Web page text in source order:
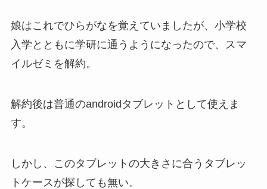
娘はこれでひらがなを覚えていましたが、小学校
入学とともに学研に通うようになったので、スマ
イルゼミを解約。
解約後は普通のandroidタブレットとして使えま
す。
しかし、このタブレットの大きさに合うタブレッ
トケースが探しても無い。